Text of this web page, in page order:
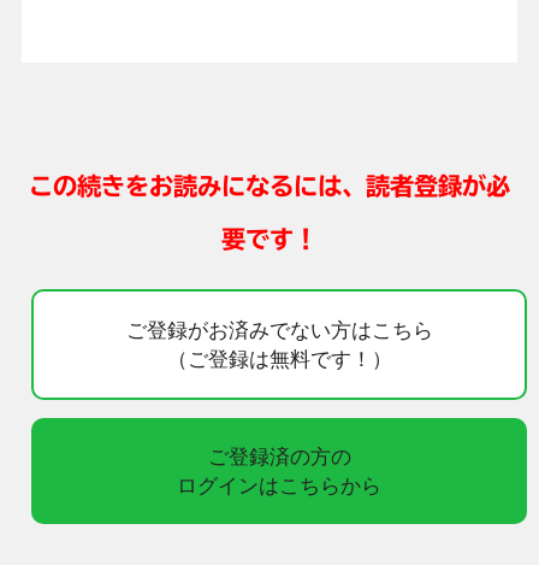
この続きをお読みになるには、読者登録が必
要です！
ご登録がお済みでない方はこちら
（ご登録は無料です！）
ご登録済の方の
ログインはこちらから